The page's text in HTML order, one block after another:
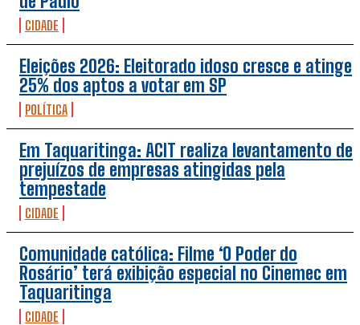
CIDADE
Eleições 2026: Eleitorado idoso cresce e atinge
25% dos aptos a votar em SP
POLÍTICA
Em Taquaritinga: ACIT realiza levantamento de
prejuízos de empresas atingidas pela
tempestade
CIDADE
Comunidade católica: Filme ‘O Poder do
Rosário’ terá exibição especial no Cinemec em
Taquaritinga
CIDADE